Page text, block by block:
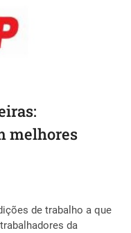
melhores
de trabalho a que
da